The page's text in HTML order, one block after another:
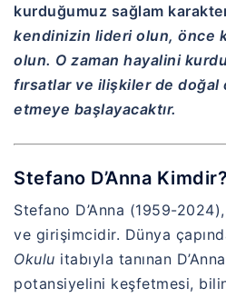
kurduğumuz sağlam
kendinizin lideri olun, önce
olun. O zaman hayalini
fırsatlar ve ilişkiler de doğal
etmeye başlayacaktır.
Stefano D’Anna Kimdir?
Stefano D’Anna (1959-
ve girişimcidir. Dünya
Okulu itabıyla tanınan
potansiyelini keşfetmesi,